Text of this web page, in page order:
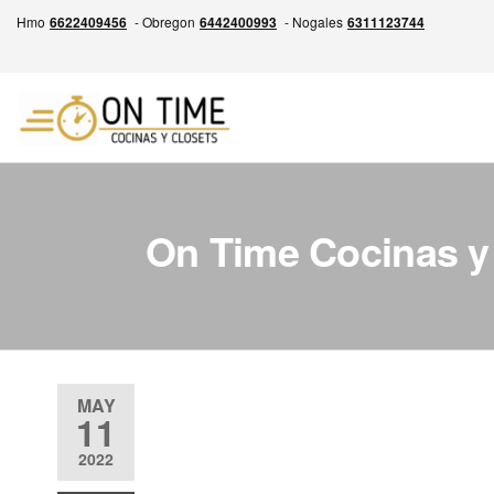
Hmo 6622409456 - Obregon 6442400993 - Nogales 6311123744
TIME
y
Closets
Closets y
Más,
de entrega
On Time Cocinas
MAY
11
2022